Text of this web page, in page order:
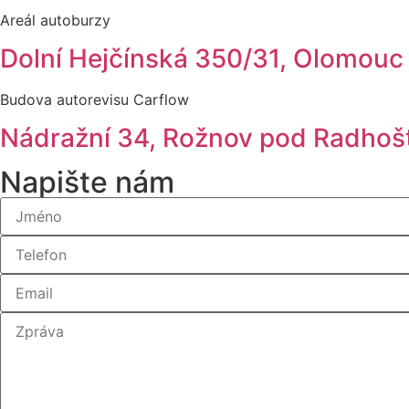
Areál autoburzy
Dolní Hejčínská 350/31, Olomouc
Budova autorevisu Carflow
Nádražní 34, Rožnov pod
Napište nám